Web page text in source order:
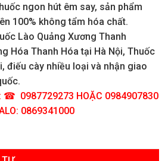
ngon hút êm say, sản phẩm
100% không tẩm hóa chất.
Lào Quảng Xương Thanh
Hóa Thanh Hóa tại Hà Nội, Thuốc
điếu cày nhiều loại và nhận giao
☎ 0987729273 HOẶC 0984907830
0869341000